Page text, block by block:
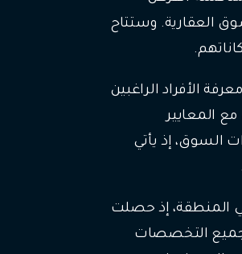
العقارية. وستتاح
الأفراد الراغبين
المعايير
السوق، إذ يأتي
المنطقة، إذ حصلت
لجميع التخصصات